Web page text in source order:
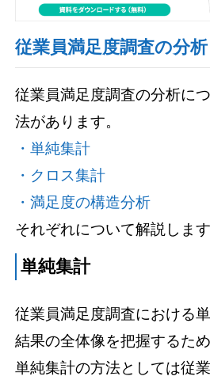
従業員満足度調査の分析
従業員満足度調査の分析に
法があります。
・単純集計
・クロス集計
・満足度の構造分析
それぞれについて解説します
単純集計
従業員満足度調査における
結果の全体像を把握するた
単純集計の方法としては従